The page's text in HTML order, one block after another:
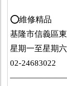
⭕️維修精品
基隆市信義區
星期一至星期
02-24683022